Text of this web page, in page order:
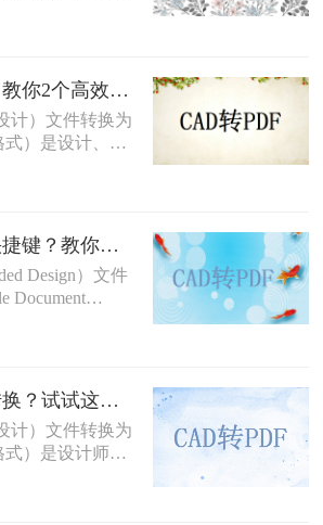
打印。那么cad
本文将介绍两种
任务。
cad转pdf怎么转？教你2个高效转换方法！
计）文件转换为
）是设计、建
务。PDF格式
和可读性，还
？本文将介绍两
PDF的方法。
cad转pdf怎么转快捷键？教你二种很容易学会的方法！
Design）文件
Document
便地进行文件
么cad转pdf怎
帮助您快速实现
cad转换pdf怎么转换？试试这二种实用方法！
计）文件转换为
）是设计师和
常遇到的需
的兼容性和易